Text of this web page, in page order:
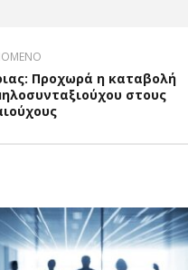
Προχωρά η καταβολή
στους